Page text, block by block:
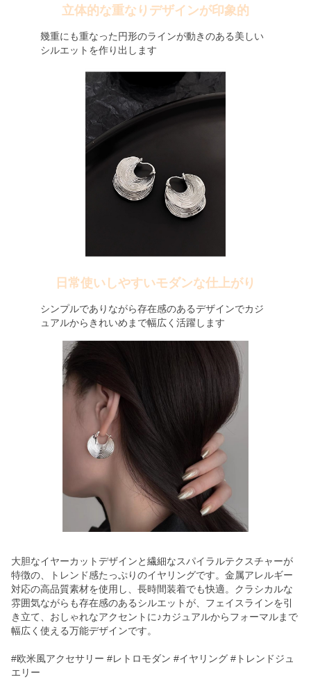
立体的な重なりデザインが印象的
幾重にも重なった円形のラインが動きのある美しい
シルエットを作り出します
日常使いしやすいモダンな仕上がり
シンプルでありながら存在感のあるデザインでカジ
ュアルからきれいめまで幅広く活躍します
大胆なイヤーカットデザインと繊細なスパイラルテクスチャーが
特徴の、トレンド感たっぷりのイヤリングです。金属アレルギー
対応の高品質素材を使用し、長時間装着でも快適。クラシカルな
雰囲気ながらも存在感のあるシルエットが、フェイスラインを引
き立て、おしゃれなアクセントに♪カジュアルからフォーマルまで
幅広く使える万能デザインです。
#欧米風アクセサリー #レトロモダン #イヤリング #トレンドジュ
エリー